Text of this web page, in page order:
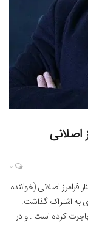
اصلانی
0
اصلانی (خواننده
به اشتراک گذاشت.
کرده است . و در